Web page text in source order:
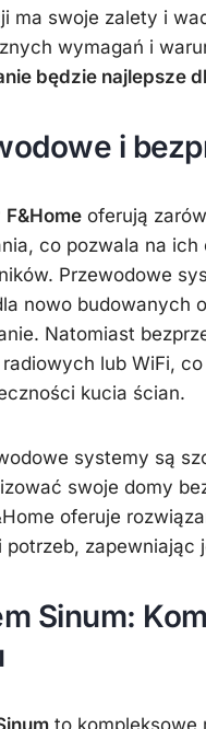
ma swoje zalety i
wymagań i
będzie najlepsze
i
F&Home oferują
co pozwala na
Przewodowe
nowo budowanych
Natomiast
lub WiFi,
kucia ścian.
systemy są
swoje domy
oferuje
potrzeb, zapewniając
Sinum:
to kompleksowe